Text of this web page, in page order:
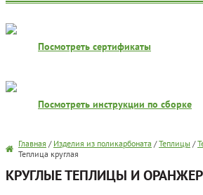
Посмотреть сертификаты
Посмотреть инструкции по сборке
Главная / Изделия из поликарбоната /Теплицы /
Теплица круглая
КРУГЛЫЕ ТЕПЛИЦЫ И